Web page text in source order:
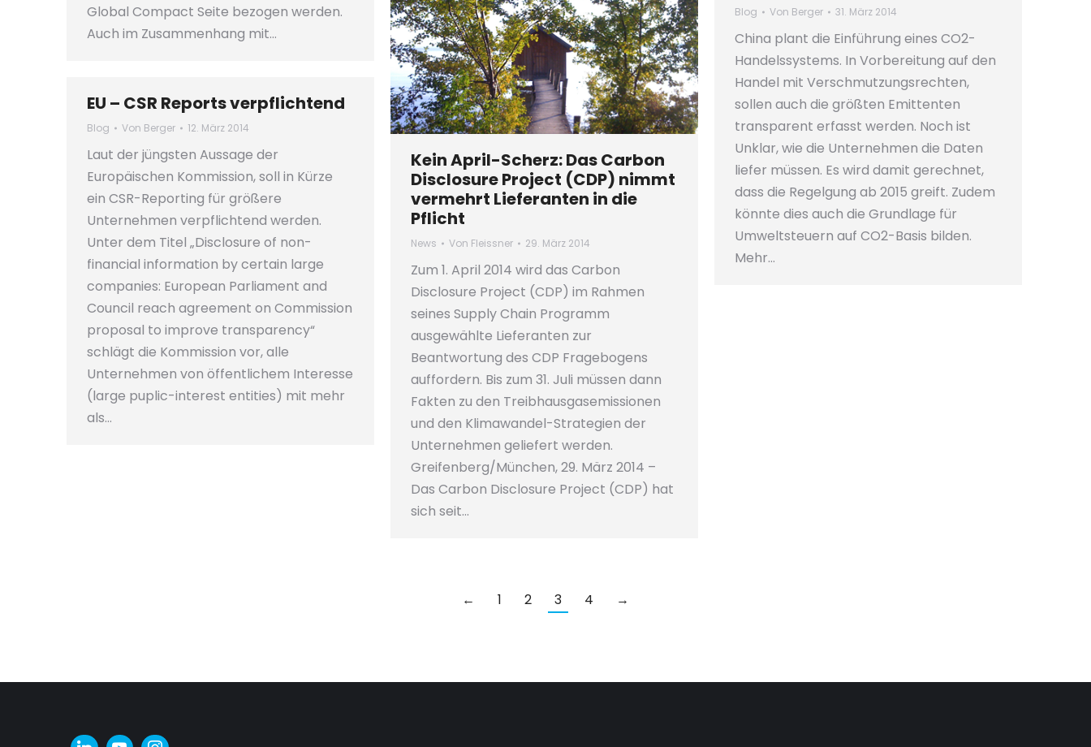
Global Compact Seite bezogen werden.
Auch im Zusammenhang mit…
Blog Von Berger 31. März 2014
China plant die Einführung eines CO2-
Handelssystems. In Vorbereitung auf den
Handel mit Verschmutzungsrechten,
sollen auch die größten Emittenten
transparent erfasst werden. Noch ist
Unklar, wie die Unternehmen die Daten
liefer müssen. Es wird damit gerechnet,
dass die Regelgung ab 2015 greift. Zudem
könnte dies auch die Grundlage für
Umweltsteuern auf CO2-Basis bilden.
Mehr…
Kein April-Scherz: Das Carbon
Disclosure Project (CDP) nimmt
vermehrt Lieferanten in die
Pflicht
News Von Fleissner 29. März 2014
Zum 1. April 2014 wird das Carbon
Disclosure Project (CDP) im Rahmen
seines Supply Chain Programm
ausgewählte Lieferanten zur
Beantwortung des CDP Fragebogens
auffordern. Bis zum 31. Juli müssen dann
Fakten zu den Treibhausgasemissionen
und den Klimawandel-Strategien der
Unternehmen geliefert werden.
Greifenberg/München, 29. März 2014 –
Das Carbon Disclosure Project (CDP) hat
sich seit…
EU – CSR Reports verpflichtend
Blog Von Berger 12. März 2014
Laut der jüngsten Aussage der
Europäischen Kommission, soll in Kürze
ein CSR-Reporting für größere
Unternehmen verpflichtend werden.
Unter dem Titel „Disclosure of non-
financial information by certain large
companies: European Parliament and
Council reach agreement on Commission
proposal to improve transparency“
schlägt die Kommission vor, alle
Unternehmen von öffentlichem Interesse
(large puplic-interest entities) mit mehr
als…
← 1 2 3 4 →